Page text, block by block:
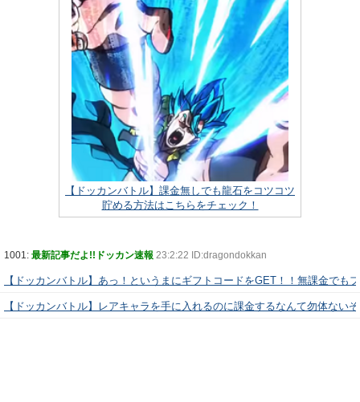
【ドッカンバトル】課金無しでも龍石をコツコツ
貯める方法はこちらをチェック！
1001: 最新記事だよ!!ドッカン速報 23:2:22 ID:dragondokkan
【ドッカンバトル】あっ！というまにギフトコードをGET！！無課金でも
【ドッカンバトル】レアキャラを手に入れるのに課金するなんて勿体ない